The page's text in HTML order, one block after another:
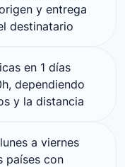
y entrega
destinatario
en 1 días
dependiendo
y la distancia
a viernes
países con